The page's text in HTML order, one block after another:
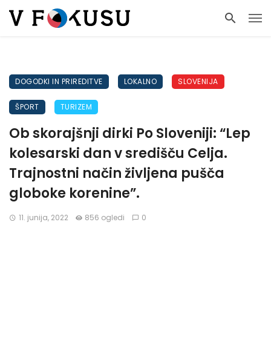
DOGODKI IN PRIREDITVE LOKALNO SLOVENIJA
ŠPORT TURIZEM
Ob skorajšnji dirki Po Sloveniji: “Lep
kolesarski dan v središču Celja.
Trajnostni način življena pušča
globoke korenine”.
11. junija, 2022 856 ogledi 0